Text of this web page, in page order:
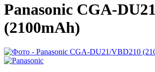
Panasonic CGA-
(2100mAh)